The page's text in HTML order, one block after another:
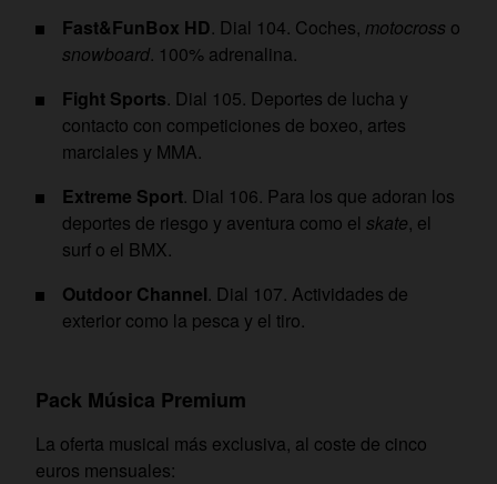
Fast&FunBox HD. Dial 104. Coches, motocross o
snowboard. 100% adrenalina.
Fight Sports. Dial 105. Deportes de lucha y
contacto con competiciones de boxeo, artes
marciales y MMA.
Extreme Sport. Dial 106. Para los que adoran los
deportes de riesgo y aventura como el skate, el
surf o el BMX.
Outdoor Channel. Dial 107. Actividades de
exterior como la pesca y el tiro.
Pack Música Premium
La oferta musical más exclusiva, al coste de cinco
euros mensuales: